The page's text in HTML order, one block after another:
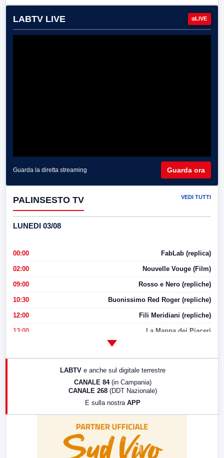
LABTV LIVE LIVE
Guarda la diretta streaming Guarda ora
PALINSESTO TV VEDI TUTTI
LUNEDI 03/08
00:00 FabLab (replica)
02:00 Nouvelle Vouge (Film)
09:00 Rosso e Nero (repliche)
10:30 Buonissimo Red Roger (repliche)
12:00 Fili Meridiani (repliche)
13:00 La Mappa dei Piaceri
17:00 LabNews (replica)
LABTV e anche sul digitale terrestre
CANALE 84 (in Campania)
CANALE 268 (DDT Nazionale)
E sulla nostra APP